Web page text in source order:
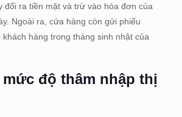
đổi ra tiền mặt và trừ vào hóa đơn của
Ngoài ra, cửa hàng còn gửi phiếu
khách hàng trong tháng sinh nhật của
độ thâm nhập thị